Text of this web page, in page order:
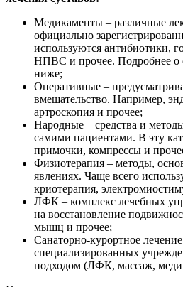
Медикаменты – различные
официально
используются антибиотики,
НПВС и прочее. Подробнее о
ниже;
Оперативные –
вмешательство. Например,
артроскопия и прочее;
Народные – средства и
самими пациентами. В эту
примочки, компрессы и
Физиотерапия – методы,
явлениях. Чаще всего
криотерапия,
ЛФК – комплекс лечебных
на восстановление
мышц и прочее;
Санаторно-курортное
специализированных
подходом (ЛФК, массаж,